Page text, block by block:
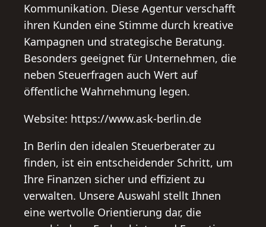
Kommunikation. Diese Agentur verschafft
ihren Kunden eine Stimme durch kreative
Kampagnen und strategische Beratung.
Besonders geeignet für Unternehmen, die
neben Steuerfragen auch Wert auf
öffentliche Wahrnehmung legen.
Website: https://www.ask-berlin.de
In Berlin den idealen Steuerberater zu
finden, ist ein entscheidender Schritt, um
Ihre Finanzen sicher und effizient zu
verwalten. Unsere Auswahl stellt Ihnen
eine wertvolle Orientierung dar, die